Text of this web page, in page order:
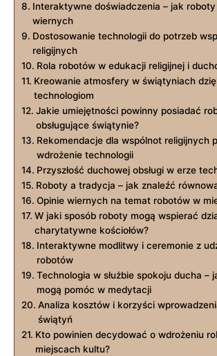
Interaktywne doświadczenia – jak roboty
wiernych
Dostosowanie technologii do potrzeb
religijnych
Rola robotów w edukacji religijnej i
Kreowanie atmosfery w świątyniach
technologiom
Jakie umiejętności powinny posiadać
obsługujące świątynie?
Rekomendacje dla wspólnot religijnych
wdrożenie technologii
Przyszłość duchowej obsługi w erze
Roboty a tradycja – jak znaleźć
Opinie wiernych na temat robotów w
W jaki sposób roboty mogą wspierać
charytatywne kościołów?
Interaktywne modlitwy i ceremonie z
robotów
Technologia w służbie spokoju ducha –
mogą pomóc w medytacji
Analiza kosztów i korzyści
świątyń
Kto powinien decydować o wdrożeniu
miejscach kultu?